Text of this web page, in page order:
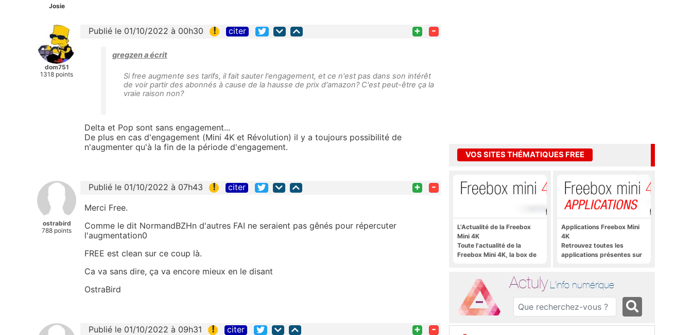
Josie
dom751
1318 points
Publié le 01/10/2022 à 00h30 ! citer + -
gregzen a écrit
Si free augmente ses tarifs, il fait sauter l'engagement, et ce n'est pas dans son intérêt
de voir partir des abonnés à cause de la hausse de prix d'amazon? C'est peut-être ça la
vraie raison non?
Delta et Pop sont sans engagement...
De plus en cas d'engagement (Mini 4K et Révolution) il y a toujours possibilité de
n'augmenter qu'à la fin de la période d'engagement.
ostrabird
788 points
Publié le 01/10/2022 à 07h43 ! citer + -
Merci Free.
Comme le dit NormandBZHn d'autres FAI ne seraient pas gênés pour répercuter
l'augmentation0
FREE est clean sur ce coup là.
Ca va sans dire, ça va encore mieux en le disant
OstraBird
Publié le 01/10/2022 à 09h31 ! citer + -
VOS SITES THÉMATIQUES FREE
L'Actualité de la Freebox
Mini 4K
Toute l'actualité de la
Freebox Mini 4K, la box de
Applications Freebox Mini
4K
Retrouvez toutes les
applications présentes sur
Actuly L'info numérique